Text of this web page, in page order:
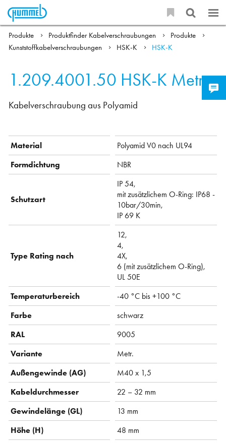
Produkte Produktfinder Kabelverschraubungen
Produkte
Kunststoffkabelverschraubungen
HSK-K HSK-K
1.209.4001.50 HSK-K Metr.
Kabelverschraubung aus Polyamid
Material
Polyamid V0 nach UL94
Formdichtung
NBR
Schutzart
IP 54,
mit zusätzlichem O-Ring: IP68 -
10bar/30min,
IP 69 K
Type Rating nach
12,
4,
4X,
6 (mit zusätzlichem O-Ring),
UL 50E
Temperaturbereich
-40 °C bis +100 °C
Farbe
schwarz
RAL
9005
Variante
Metr.
Außengewinde (AG)
M40 x 1,5
Kabeldurchmesser
22 – 32 mm
Gewindelänge (GL)
13 mm
Höhe (H)
48 mm